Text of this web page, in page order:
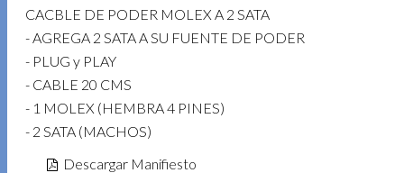
CACBLE DE PODER MOLEX A 2 SATA
- AGREGA 2 SATA A SU FUENTE DE PODER
- PLUG y PLAY
- CABLE 20 CMS
- 1 MOLEX (HEMBRA 4 PINES)
- 2 SATA (MACHOS)
Descargar Manifiesto